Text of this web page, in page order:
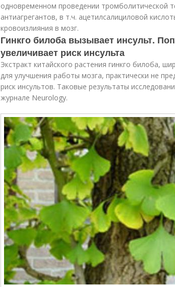
одновременном проведении тромболитической
антиагрегантов, в т.ч. ацетилсалициловой
кровоизлияния в мозг.
Гинкго билоба вызывает инсульт.
увеличивает риск инсульта
Экстракт китайского растения гинкго билоба,
для улучшения работы мозга, практически не
риск инсультов. Таковые результаты
журнале Neurology.